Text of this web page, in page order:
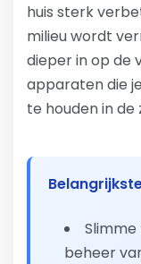
huis sterk
milieu wordt
dieper in op de
apparaten die
te houden in de
beheer